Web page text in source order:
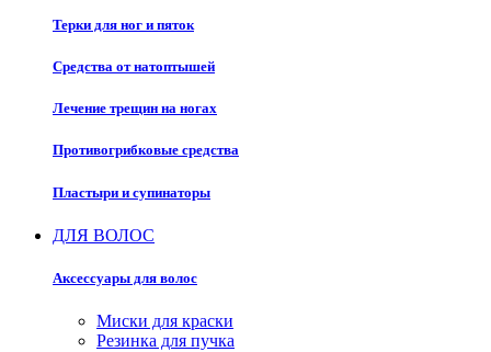
Терки для ног и пяток
Средства от натоптышей
Лечение трещин на ногах
Противогрибковые средства
Пластыри и супинаторы
ДЛЯ ВОЛОС
Аксессуары для волос
Миски для краски
Резинка для пучка